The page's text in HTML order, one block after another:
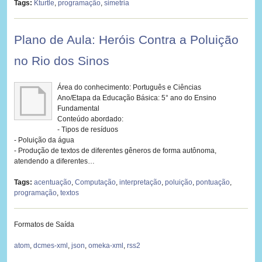
Tags: Kturtle, programação, simetria
Plano de Aula: Heróis Contra a Poluição
no Rio dos Sinos
Área do conhecimento: Português e Ciências
Ano/Etapa da Educação Básica: 5° ano do Ensino
Fundamental
Conteúdo abordado:
- Tipos de resíduos
- Poluição da água
- Produção de textos de diferentes gêneros de forma autônoma,
atendendo a diferentes…
Tags: acentuação, Computação, interpretação, poluição, pontuação,
programação, textos
Formatos de Saída
atom, dcmes-xml , json, omeka-xml , rss2